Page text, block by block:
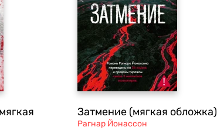
Затмение (мягкая обложка)
Рагнар Йонассон